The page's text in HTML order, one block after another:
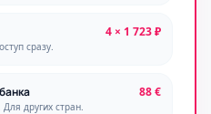
4 × 1 723 ₽
сразу.
88 €
других стран.